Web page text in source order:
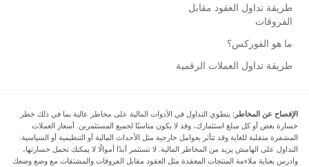
طريقة تداول العقود مقابل
الفروقات
ما هو الفوركس؟
طريقة تداول العملات الرقمية
الإفصاح عن المخاطر: ينطوي التداول في الأدوات المالية على مخاطر عالية بما في ذلك خطر
خسارة بعض أو كل مبلغ استثمارك، وقد لا يكون مناسبًا لجميع المستثمرين. أسعار العملات
المشفرة متقلبة للغاية وقد تتأثر بعوامل خارجية مثل الأحداث المالية أو التنظيمية أو السياسية.
التداول على الهامش يزيد من المخاطر المالية. لا تستثمر أبدًا أموالًا لا يمكنك تحمل خسارتها،
وادرس بعناية ملاءمة المنتجات المعقدة مثل العقود مقابل الفروقات والمشتقات مع وضع وضعك